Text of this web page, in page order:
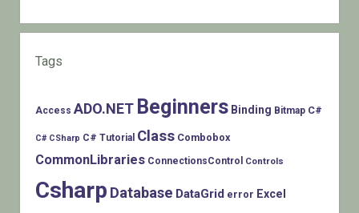
Tags
Access ADO.NET Beginners Binding Bitmap C#
C# CSharp C# Tutorial Class Combobox
CommonLibraries ConnectionsControl Controls
Csharp Database DataGrid error Excel